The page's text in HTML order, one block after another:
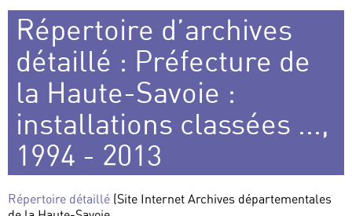
Répertoire d’archives
détaillé : Préfecture de
la Haute-Savoie :
installations classées ...,
1994 - 2013
Répertoire détaillé (Site Internet Archives départementales